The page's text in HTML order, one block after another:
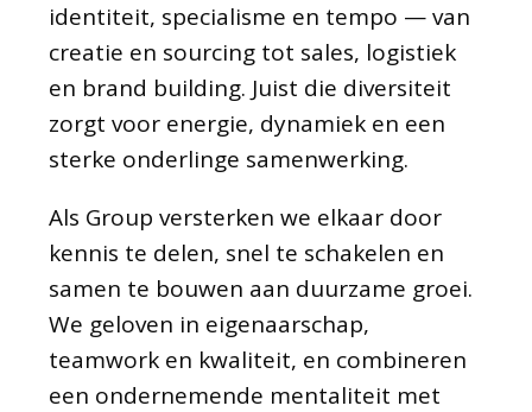
identiteit, specialisme en tempo — van
creatie en sourcing tot sales, logistiek
en brand building. Juist die diversiteit
zorgt voor energie, dynamiek en een
sterke onderlinge samenwerking.
Als Group versterken we elkaar door
kennis te delen, snel te schakelen en
samen te bouwen aan duurzame groei.
We geloven in eigenaarschap,
teamwork en kwaliteit, en combineren
een ondernemende mentaliteit met